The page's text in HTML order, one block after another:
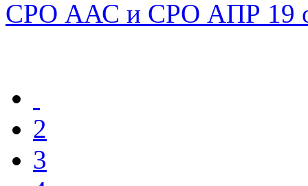
СРО ААС и СРО АПР 19
2
3